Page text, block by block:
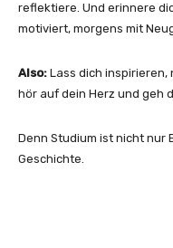
reflektiere. Und erinnere
motiviert, morgens mit
Also: Lass dich inspirieren,
hör auf dein Herz und geh
Denn Studium ist nicht nur
Geschichte.